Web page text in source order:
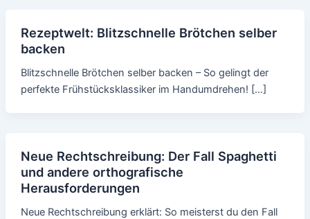
Rezeptwelt: Blitzschnelle Brötchen selber
backen
Blitzschnelle Brötchen selber backen – So gelingt der
perfekte Frühstücksklassiker im Handumdrehen! […]
Neue Rechtschreibung: Der Fall Spaghetti
und andere orthografische
Herausforderungen
Neue Rechtschreibung erklärt: So meisterst du den Fall